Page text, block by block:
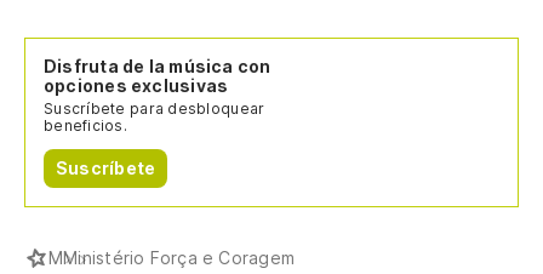
Disfruta de la música con
opciones exclusivas
Suscríbete para desbloquear
beneficios.
Suscríbete
MMinistério Força e Coragem